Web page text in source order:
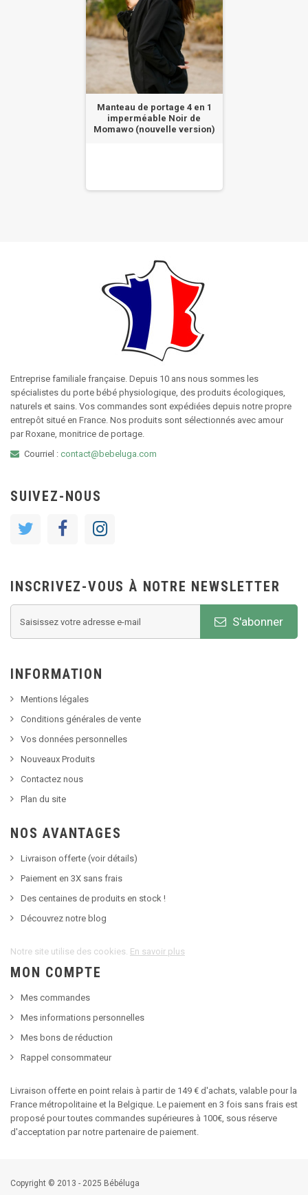
Manteau de portage 4 en 1
imperméable Noir de
Momawo (nouvelle version)
Entreprise familiale française. Depuis 10 ans nous sommes les
spécialistes du porte bébé physiologique, des produits écologiques,
naturels et sains. Vos commandes sont expédiées depuis notre propre
entrepôt situé en France. Nos produits sont sélectionnés avec amour
par Roxane, monitrice de portage.
Courriel : contact@bebeluga.com
SUIVEZ-NOUS
INSCRIVEZ-VOUS À NOTRE NEWSLETTER
S'abonner
INFORMATION
Mentions légales
Conditions générales de vente
Vos données personnelles
Nouveaux Produits
Contactez nous
Plan du site
NOS AVANTAGES
Livraison offerte (voir détails)
Paiement en 3X sans frais
Des centaines de produits en stock !
Découvrez notre blog
Notre site utilise des cookies. En savoir plus
MON COMPTE
Mes commandes
Mes informations personnelles
Mes bons de réduction
Rappel consommateur
Livraison offerte en point relais à partir de 149 € d'achats, valable pour la
France métropolitaine et la Belgique. Le paiement en 3 fois sans frais est
proposé pour toutes commandes supérieures à 100€, sous réserve
d'acceptation par notre partenaire de paiement.
Copyright © 2013 - 2025 Bébéluga